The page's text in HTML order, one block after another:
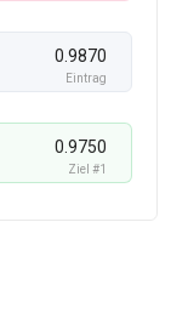
0.9870
Eintrag
0.9750
Ziel #1